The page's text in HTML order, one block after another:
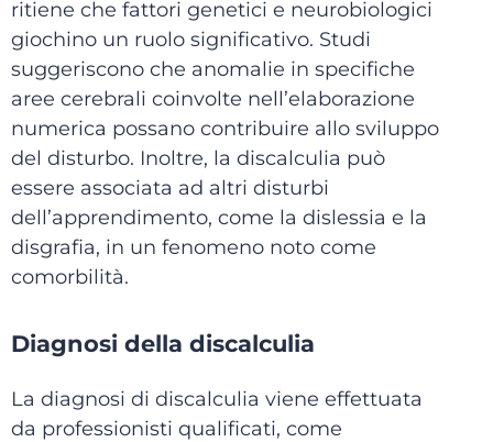
ritiene che fattori genetici e neurobiologici
giochino un ruolo significativo. Studi
suggeriscono che anomalie in specifiche
aree cerebrali coinvolte nell’elaborazione
numerica possano contribuire allo sviluppo
del disturbo. Inoltre, la discalculia può
essere associata ad altri disturbi
dell’apprendimento, come la dislessia e la
disgrafia, in un fenomeno noto come
comorbilità.
Diagnosi della discalculia
La diagnosi di discalculia viene effettuata
da professionisti qualificati, come